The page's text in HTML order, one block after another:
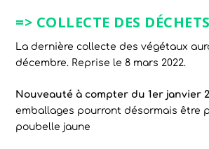
=> COLLECTE DES
La dernière collecte des végétaux
décembre. Reprise le 8 mars 2022.
Nouveauté à compter du 1er janvier
emballages pourront désormais être
poubelle jaune